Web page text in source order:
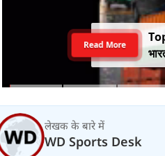
Read More
लेखक के बारे में
WD Sports Desk